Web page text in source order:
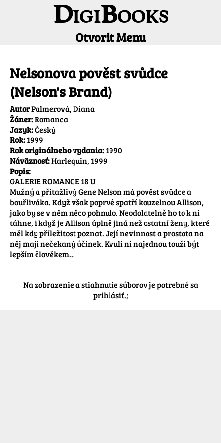
DigiBooks
Otvorit Menu
Nelsonova pověst svůdce
(Nelson's Brand)
AutorPalmerová, Diana
Žáner:Romanca
Jazyk:Český
Rok:1999
Rok originálneho vydania:1990
Náväznosť:Harlequin, 1999
Popis:
GALERIE ROMANCE 18 U
Mužný a přitažlivý Gene Nelson má pověst svůdce a
bouřliváka. Když však poprvé spatří kouzelnou Allison,
jako by se v něm něco pohnulo. Neodolatelně ho to k ní
táhne, i když je Allison úplně jiná než ostatní ženy, které
měl kdy příležitost poznat. Její nevinnost a prostota na
něj mají nečekaný účinek. Kvůli ní najednou touží být
lepším člověkem...
Na zobrazenie a stiahnutie súborov je potrebné sa
prihlásiť.;